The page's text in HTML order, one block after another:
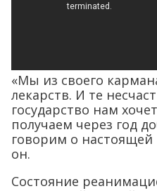
«Мы из своего
лекарств. И те
государство нам
получаем через год
говорим о настоящей
он.
Состояние